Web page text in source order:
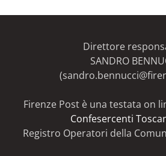
Direttore
SANDRO
Firenze Post è una testata on
Confesercenti
Registro Operatori della